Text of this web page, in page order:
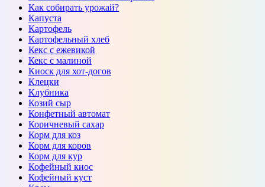
Как собирать урожай?
Капуста
Картофель
Картофельный хлеб
Кекс с ежевикой
Кекс с малиной
Киоск для хот-догов
Клецки
Клубника
Козий сыр
Конфетный автомат
Коричневый сахар
Корм для коз
Корм для коров
Корм для кур
Кофейный киос
Кофейный куст